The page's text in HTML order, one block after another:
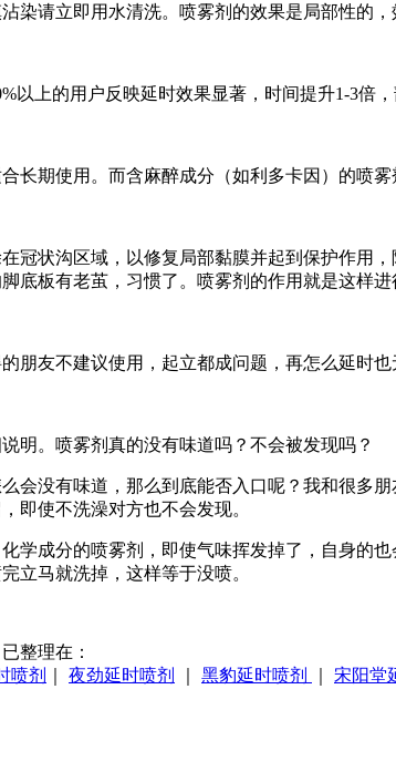
染请立即用水清洗。喷雾剂的效果是局部性的
以上的用户反映延时效果显著，时间提升1-3倍，
长期使用。而含麻醉成分（如利多卡因）的喷
冠状沟区域，以修复局部黏膜并起到保护作用
底板有老茧，习惯了。喷雾剂的作用就是这样进
朋友不建议使用，起立都成问题，再怎么延时也
明。喷雾剂真的没有味道吗？不会被发现吗？
会没有味道，那么到底能否入口呢？我和很多
即使不洗澡对方也不会发现。
学成分的喷雾剂，即使气味挥发掉了，自身的
立马就洗掉，这样等于没喷。
整理在：
喷剂 夜劲延时喷剂 黑豹延时喷剂 宋阳堂